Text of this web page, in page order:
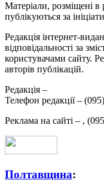
Матеріали, розміщені в
публікуються за
Редакція інтернет-
відповідальності за
користувачами сайту.
авторів публікацій.
Редакція –
Телефон редакції –
Реклама на сайті – ,
Полтавщина: